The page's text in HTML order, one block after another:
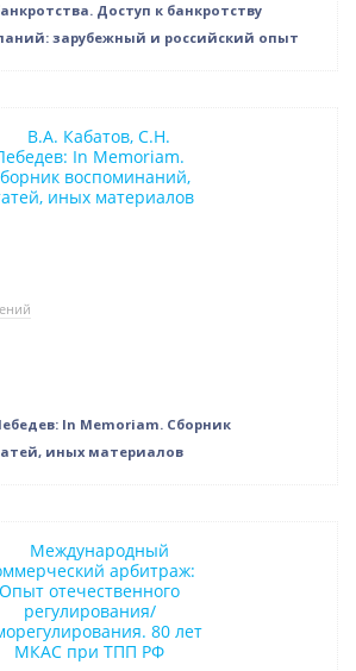
Доступ к банкротству
зарубежный и российский опыт
In Memoriam. Сборник
иных материалов